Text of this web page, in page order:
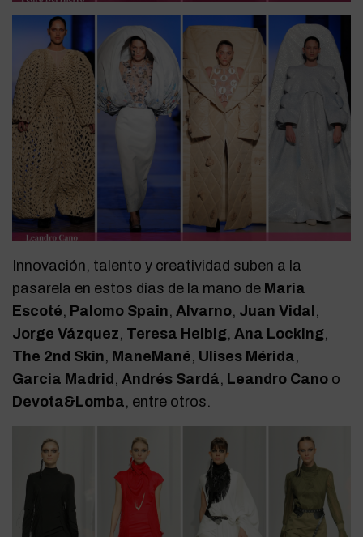
Innovación, talento y creatividad suben a la
pasarela en estos días de la mano de Maria
Escoté, Palomo Spain,Alvarno, Juan Vidal,
Jorge Vázquez, Teresa Helbig,Ana Locking,
The 2nd Skin, ManeMané, Ulises Mérida,
Garcia Madrid,Andrés Sardá, Leandro Cano o
Devota&Lomba, entre otros.